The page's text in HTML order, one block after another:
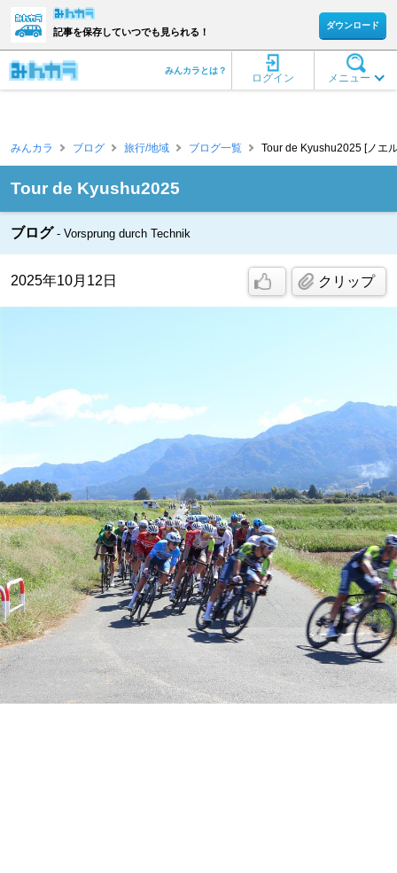
記事を保存していつでも見られる！
ダウンロード
メニュー
ログイン
みんカラとは？
みんカラ ブログ 旅行/地域 ブログ一覧 Tour de Kyushu2025 [ノエ
Tour de Kyushu2025
ブログ Vorsprung durch Technik
2025年10月12日 クリップ